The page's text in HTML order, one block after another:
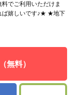
でご利用いただけま
ば嬉しいです♪★ ★地下
無料）